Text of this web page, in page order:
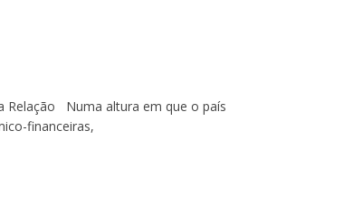
Relação Numa altura em que o país
financeiras,